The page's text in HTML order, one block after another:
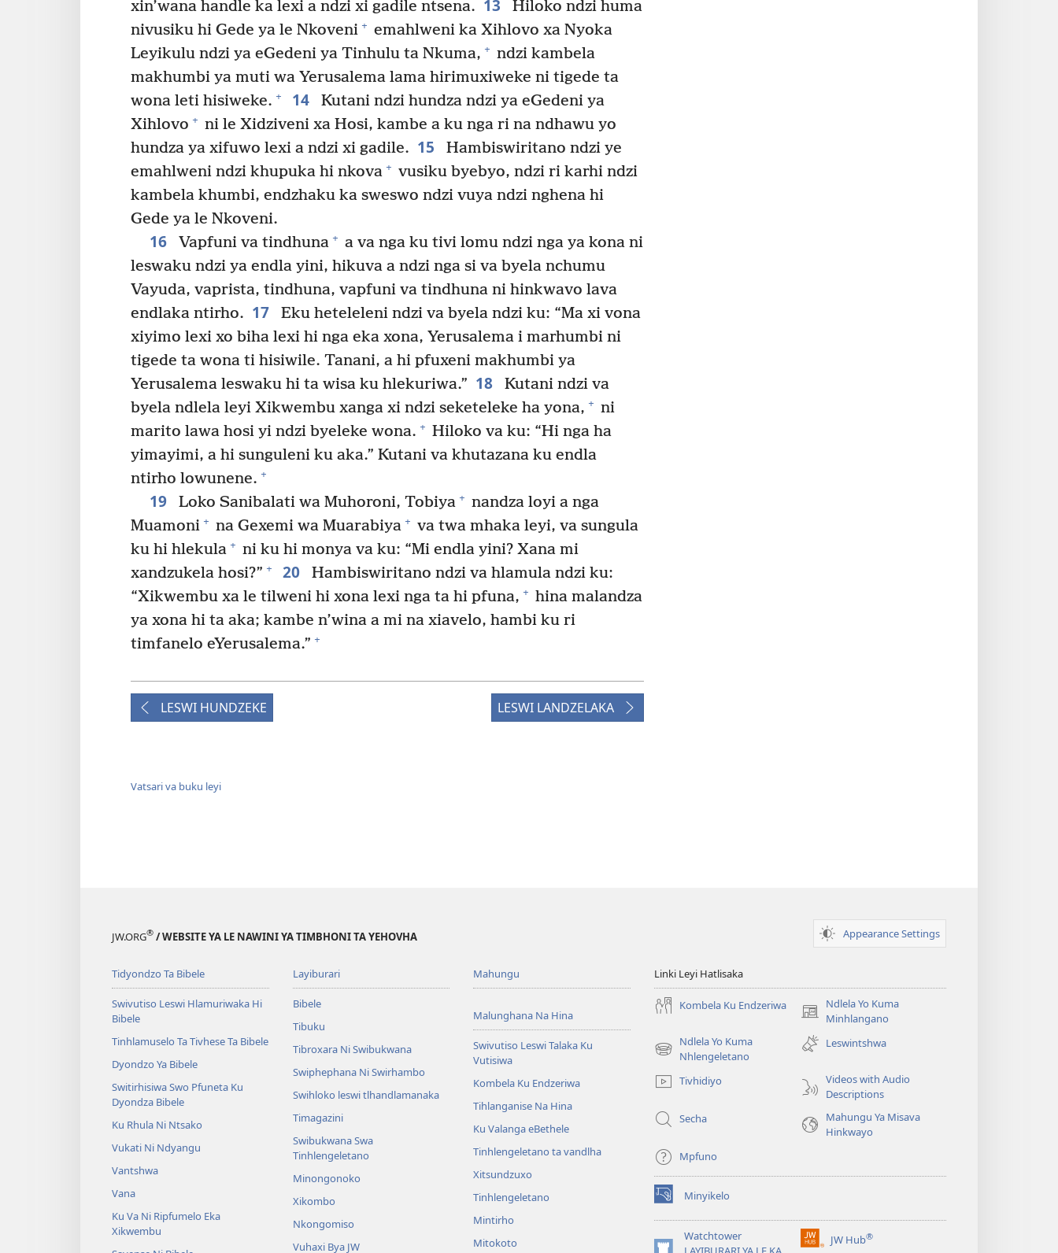
xin’wana handle ka lexi a ndzi xi gadile ntsena. 13
Hiloko ndzi huma
nivusiku hi Gede ya le Nkoveni + emahlweni ka Xihlovo xa Nyoka
Leyikulu ndzi ya eGedeni ya Tinhulu ta Nkuma, + ndzi kambela
makhumbi ya muti wa Yerusalema lama hirimuxiweke ni tigede ta
wona leti hisiweke. + 14
Kutani ndzi hundza ndzi ya eGedeni ya
Xihlovo + ni le Xidziveni xa Hosi, kambe a ku nga ri na ndhawu yo
hundza ya xifuwo lexi a ndzi xi gadile. 15
Hambiswiritano ndzi ye
emahlweni ndzi khupuka hi nkova + vusiku byebyo, ndzi ri karhi ndzi
kambela khumbi, endzhaku ka sweswo ndzi vuya ndzi nghena hi
Gede ya le Nkoveni.
16 Vapfuni va tindhuna + a va nga ku tivi lomu ndzi nga ya kona ni
leswaku ndzi ya endla yini, hikuva a ndzi nga si va byela nchumu
Vayuda, vaprista, tindhuna, vapfuni va tindhuna ni hinkwavo lava
endlaka ntirho. 17
Eku heteleleni ndzi va byela ndzi ku: “Ma xi vona
xiyimo lexi xo biha lexi hi nga eka xona, Yerusalema i marhumbi ni
tigede ta wona ti hisiwile. Tanani, a hi pfuxeni makhumbi ya
Yerusalema leswaku hi ta wisa ku hlekuriwa.” 18
Kutani ndzi va
byela ndlela leyi Xikwembu xanga xi ndzi seketeleke ha yona, + ni
marito lawa hosi yi ndzi byeleke wona. + Hiloko va ku: “Hi nga ha
yimayimi, a hi sunguleni ku aka.” Kutani va khutazana ku endla
ntirho lowunene. +
19 Loko Sanibalati wa Muhoroni, Tobiya + nandza loyi a nga
Muamoni + na Gexemi wa Muarabiya + va twa mhaka leyi, va sungula
ku hi hlekula + ni ku hi monya va ku: “Mi endla yini? Xana mi
xandzukela hosi?” + 20
Hambiswiritano ndzi va hlamula ndzi ku:
“Xikwembu xa le tilweni hi xona lexi nga ta hi pfuna, + hina malandza
ya xona hi ta aka; kambe n’wina a mi na xiavelo, hambi ku ri
timfanelo eYerusalema.” +
LESWI HUNDZEKE LESWI LANDZELAKA
Vatsari va buku leyi
JW.ORG® / WEBSITE YA LE NAWINI YA TIMBHONI TA YEHOVHA Appearance Settings
Tidyondzo Ta Bibele
Swivutiso Leswi Hlamuriwaka Hi
Bibele
Tinhlamuselo Ta Tivhese Ta Bibele
Dyondzo Ya Bibele
Switirhisiwa Swo Pfuneta Ku
Dyondza Bibele
Ku Rhula Ni Ntsako
Vukati Ni Ndyangu
Vantshwa
Vana
Ku Va Ni Ripfumelo Eka
Xikwembu
Layiburari
Bibele
Tibuku
Tibroxara Ni Swibukwana
Swiphephana Ni Swirhambo
Swihloko leswi tlhandlamanaka
Timagazini
Swibukwana Swa
Tinhlengeletano
Minongonoko
Xikombo
Nkongomiso
Vuhaxi Bya JW
Mahungu
Malunghana Na Hina
Swivutiso Leswi Talaka Ku
Vutisiwa
Kombela Ku Endzeriwa
Tihlanganise Na Hina
Ku Valanga eBethele
Tinhlengeletano ta vandlha
Xitsundzuxo
Tinhlengeletano
Mintirho
Mitokoto
Linki Leyi Hatlisaka
Kombela Ku Endzeriwa
Ndlela Yo Kuma
Minhlangano
(opens
new
window)
Ndlela Yo Kuma
Nhlengeletano
(opens
window)
Leswintshwa
Tivhidiyo
Videos with Audio
Descriptions
Secha
Mahungu Ya Misava
Hinkwayo
Mpfuno
Minyikelo
(opens
new
window)Watchtower
JW Hub®
(opens